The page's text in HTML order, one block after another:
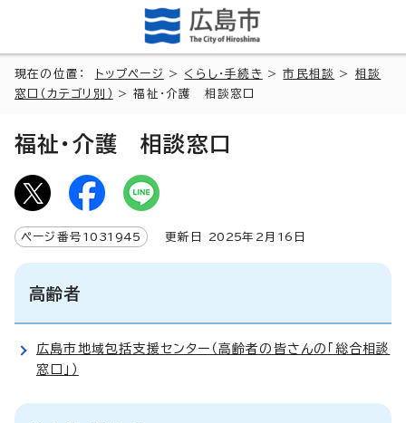
現在の位置： トップページ > くらし・手続き >市民相談 > 相談
窓口（カテゴリ別）
> 福祉・介護 相談窓口
福祉・介護 相談窓口
ページ番号 1031945 更新日 2025年2月 16 日
高齢者
広島市地域包括支援センター（高齢者の皆さんの「総合相談
窓口」）